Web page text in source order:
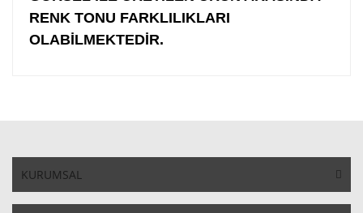
RENK TONU FARKLILIKLARI
OLABİLMEKTEDİR.
KURUMSAL